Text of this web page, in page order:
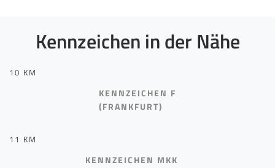
Kennzeichen in der Nähe
10 KM
KENNZEICHEN F
(FRANKFURT)
11 KM
KENNZEICHEN MKK